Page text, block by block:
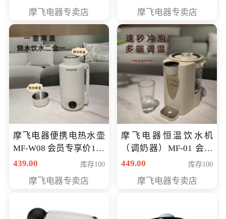
摩飞电器专卖店 摩飞电器专卖店
摩飞电器便携电热水壶
MF-W08 会员专享价198
元
439.00 库存100
摩飞电器专卖店
摩飞电器恒温饮水机
（调奶器）MF-01 会员
专享价366元
449.00 库存100
摩飞电器专卖店